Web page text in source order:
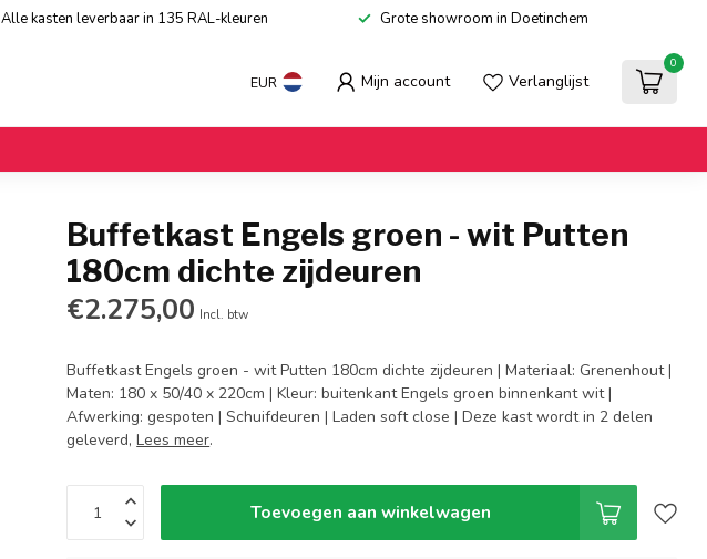
Alle kasten leverbaar in 135 RAL-kleuren Grote showroom in Doetinchem
EUR Mijn account Verlanglijst
0
Buffetkast Engels groen - wit Putten
180cm dichte zijdeuren
€2.275,00 Incl. btw
Buffetkast Engels groen - wit Putten 180cm dichte zijdeuren | Materiaal: Grenenhout |
Maten: 180 x 50/40 x 220cm | Kleur: buitenkant Engels groen binnenkant wit |
Afwerking: gespoten | Schuifdeuren | Laden soft close | Deze kast wordt in 2 delen
geleverd,Lees meer.
Toevoegen aan winkelwagen